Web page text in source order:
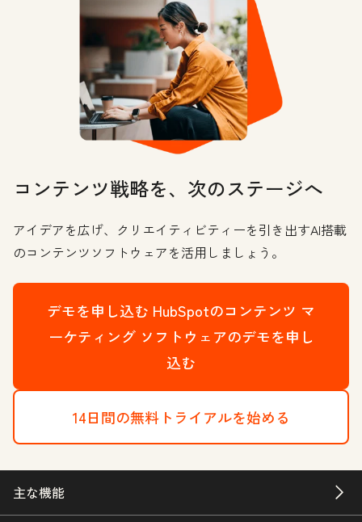
コンテンツ戦略を、次のステージへ
アイデアを広げ、クリエイティビティーを引き出すAI搭載
のコンテンツソフトウェアを活用しましょう。
デモを申し込む HubSpotのコンテンツ マ
ーケティング ソフトウェアのデモを申し
込む
14日間の無料トライアルを始める
主な機能